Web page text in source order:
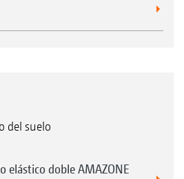
del suelo
elástico doble AMAZONE